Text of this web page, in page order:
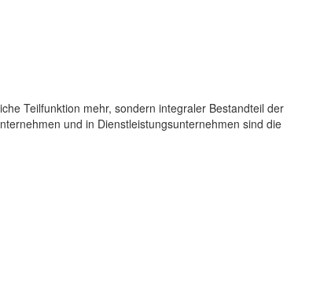
Teilfunktion mehr, sondern integraler Bestandteil der
und in Dienstleistungsunternehmen sind die